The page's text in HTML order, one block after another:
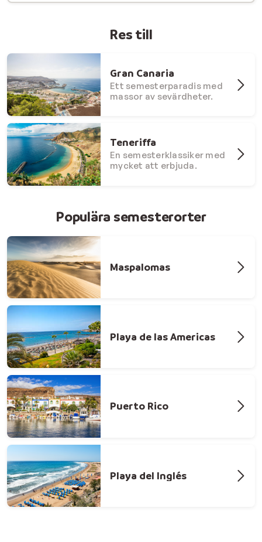
Res till
Gran Canaria
Ett semesterparadis med
massor av sevärdheter.
Teneriffa
En semesterklassiker med
mycket att erbjuda.
Populära semesterorter
Maspalomas
Playa de las Americas
Puerto Rico
Playa del Inglés